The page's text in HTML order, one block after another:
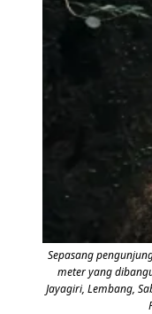
Sepasang
meter yang
Jayagiri, Lembang,